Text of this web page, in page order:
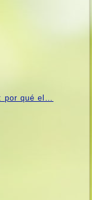
por qué el…